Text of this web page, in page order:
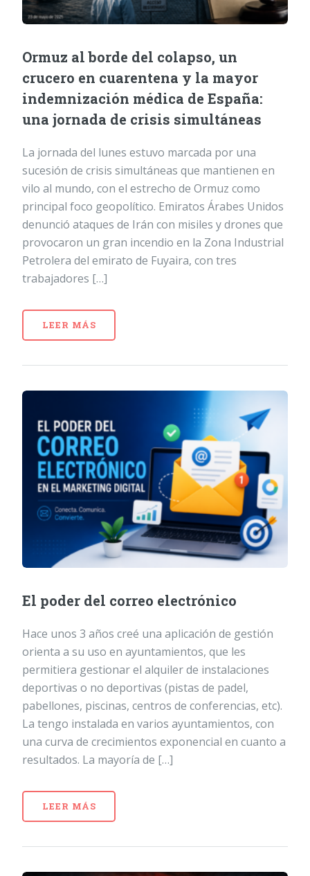
Ormuz al borde del colapso, un
crucero en cuarentena y la mayor
indemnización médica de España:
una jornada de crisis simultáneas
La jornada del lunes estuvo marcada por una
sucesión de crisis simultáneas que mantienen en
vilo al mundo, con el estrecho de Ormuz como
principal foco geopolítico. Emiratos Árabes Unidos
denunció ataques de Irán con misiles y drones que
provocaron un gran incendio en la Zona Industrial
Petrolera del emirato de Fuyaira, con tres
trabajadores […]
LEER MÁS
El poder del correo electrónico
Hace unos 3 años creé una aplicación de gestión
orienta a su uso en ayuntamientos, que les
permitiera gestionar el alquiler de instalaciones
deportivas o no deportivas (pistas de padel,
pabellones, piscinas, centros de conferencias, etc).
La tengo instalada en varios ayuntamientos, con
una curva de crecimientos exponencial en cuanto a
resultados. La mayoría de […]
LEER MÁS